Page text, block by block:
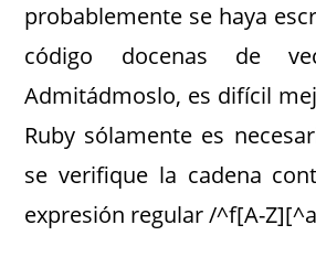
probablemente se haya
código docenas de
Admitádmoslo, es difícil
Ruby sólamente es
se verifique la cadena
expresión regular /^f[A-